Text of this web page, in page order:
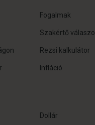
Fogalmak
Szakértő válaszol
Rezsi kalkulátor
Infláció
Dollár